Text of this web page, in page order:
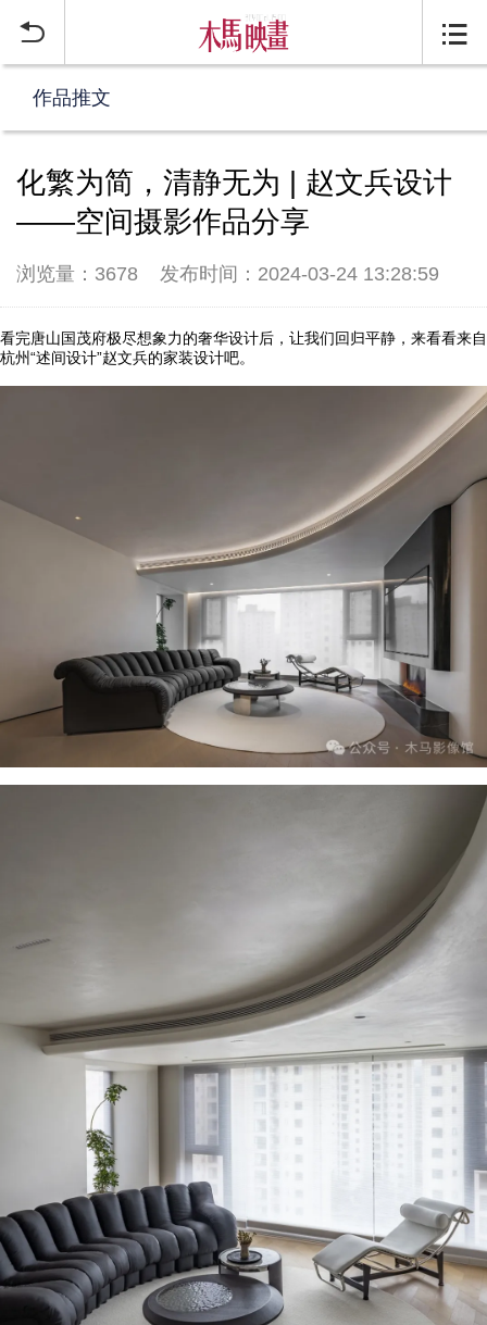
 
作品推文
化繁为简，清静无为 | 赵文兵设计
——空间摄影作品分享
浏览量：3678 发布时间：2024-03-24 13:28:59
看完唐山国茂府极尽想象力的奢华设计后，让我们回归平静，来看看来自
杭州“述间设计”赵文兵的家装设计吧。